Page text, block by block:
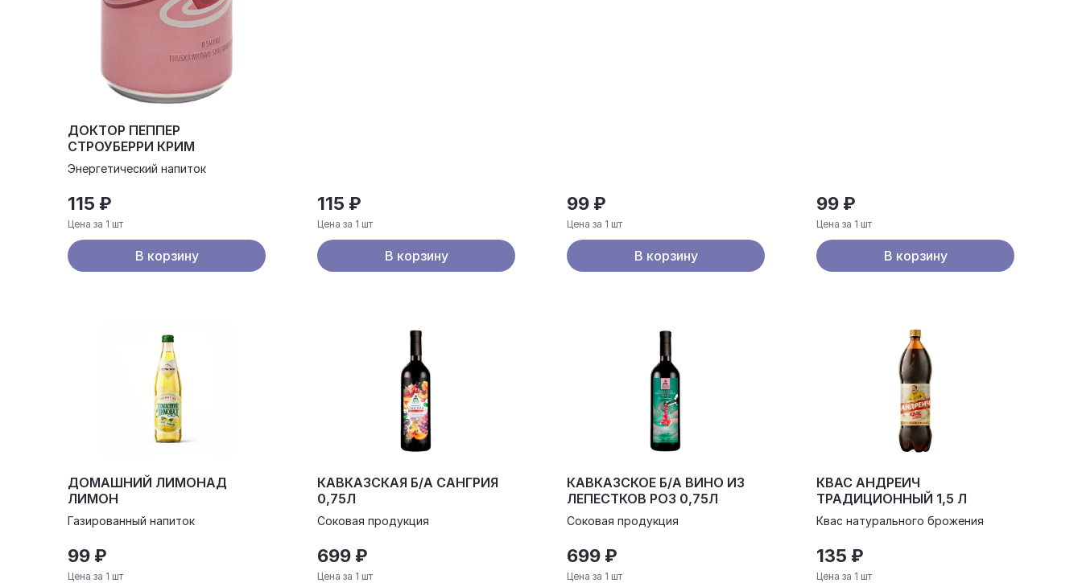
ДОКТОР ПЕППЕР
СТРОУБЕРРИ КРИМ
Энергетический напиток
115 ₽
Цена за 1 шт
В корзину
115 ₽
Цена за 1 шт
В корзину
99 ₽
Цена за 1 шт
В корзину
99 ₽
Цена за 1 шт
В корзину
ДОМАШНИЙ ЛИМОНАД
ЛИМОН
Газированный напиток
99 ₽
Цена за 1 шт
КАВКАЗСКАЯ Б/А САНГРИЯ
0,75Л
Соковая продукция
699 ₽
Цена за 1 шт
КАВКАЗСКОЕ Б/А ВИНО ИЗ
ЛЕПЕСТКОВ РОЗ 0,75Л
Соковая продукция
699 ₽
Цена за 1 шт
КВАС АНДРЕИЧ
ТРАДИЦИОННЫЙ 1,5 Л
Квас натурального брожения
135 ₽
Цена за 1 шт